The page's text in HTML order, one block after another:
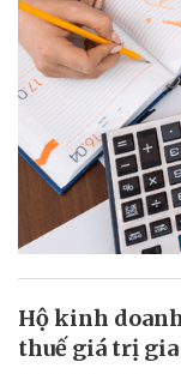
Hộ kinh
thuế giá trị